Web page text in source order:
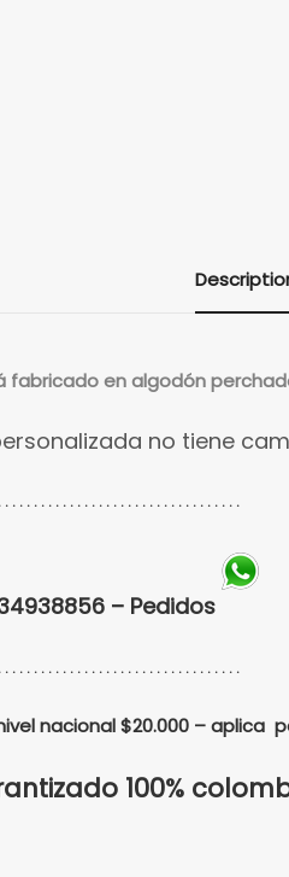
fabricado en algodón
no tiene
. . . . . . . . . . . . . . . . . . . . . . . . . . . . . . . .
– Pedidos
. . . . . . . . . . . . . . . . . . . . . . . . . . . . . . . .
nacional $20.000 – aplica
100%